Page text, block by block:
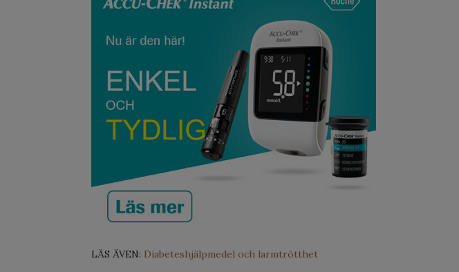
LÄS ÄVEN: Diabeteshjälpmedel och larmtrötthet